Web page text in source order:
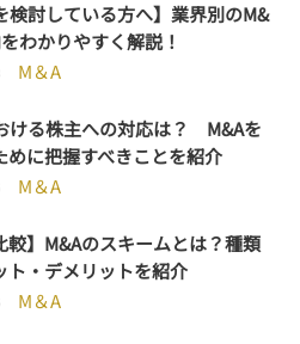
検討している方へ】業界別のM&
わかりやすく解説！
M＆A
ける株主への対応は？ M&Aを
めに把握すべきことを紹介
M＆A
較】M&Aのスキームとは？種類
ト・デメリットを紹介
M＆A